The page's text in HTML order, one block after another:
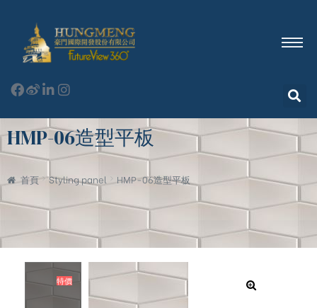
HMP-06造型平板
首頁 Styling panel HMP-06造型平板
特價